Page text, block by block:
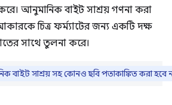
আনুমানিক বাইট সাশ্রয় গণনা করা
চিত্র ফর্ম্যাটের জন্য একটি দক্ষ
সাথে তুলনা করে।
বাইট সাশ্রয় সহ কোনও ছবি পতাকাঙ্কিত করা হবে